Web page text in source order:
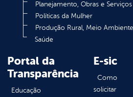
Planejamento, Obras e
Políticas da Mulher
Produção Rural, Meio
Saúde
Portal da
Transparência
Educação
E-sic
Como
solicitar